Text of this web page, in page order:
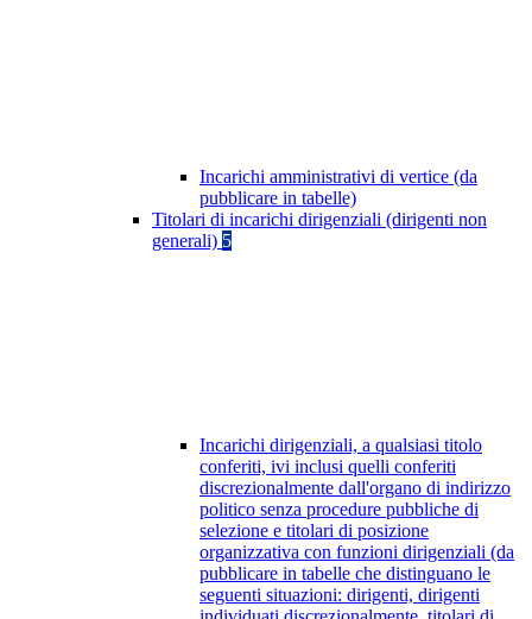
Incarichi amministrativi di vertice (da
pubblicare in tabelle)
Titolari di incarichi dirigenziali (dirigenti non
generali) 5
Incarichi dirigenziali, a qualsiasi titolo
conferiti, ivi inclusi quelli conferiti
discrezionalmente dall'organo di indirizzo
politico senza procedure pubbliche di
selezione e titolari di posizione
organizzativa con funzioni dirigenziali (da
pubblicare in tabelle che distinguano le
seguenti situazioni: dirigenti, dirigenti